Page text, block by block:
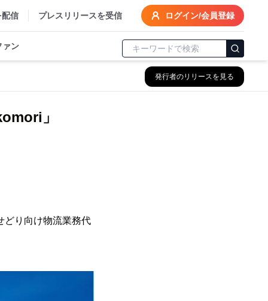
配信 プレスリリースを受信 ログイン/会員登録
ァン
発行者のリリースを見る
」
どり向け物流業務代